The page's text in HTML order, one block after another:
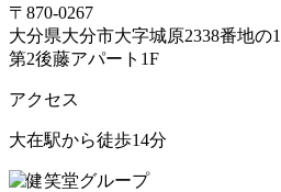
〒870-0267
大分県大分市大字城原2338番地の1
第2後藤アパート1F
アクセス
大在駅から徒歩14分